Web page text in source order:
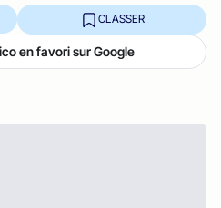
CLASSER
en favori sur Google